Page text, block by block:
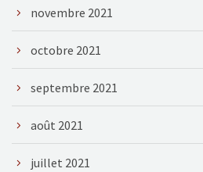
novembre 2021
octobre 2021
septembre 2021
août 2021
juillet 2021